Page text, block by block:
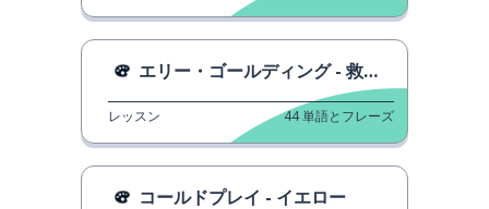
エリー・ゴールディング - 救世主のように
レッスン 44単語とフレーズ
コールドプレイ - イエロー